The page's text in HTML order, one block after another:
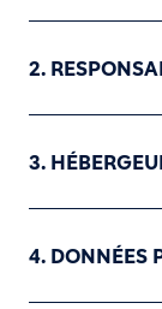
2.
3.
4. DONNÉES